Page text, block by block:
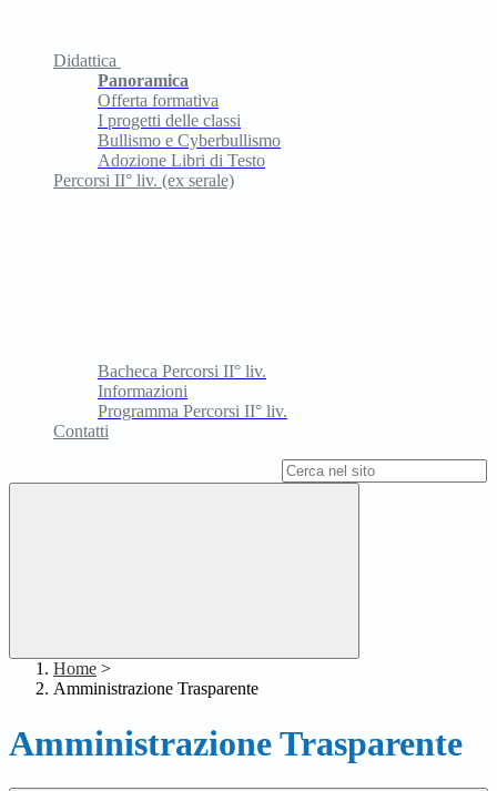
Didattica
Panoramica
Offerta formativa
I progetti delle classi
Bullismo e Cyberbullismo
Adozione Libri di Testo
Percorsi II° liv. (ex serale)
Bacheca Percorsi II° liv.
Informazioni
Programma Percorsi II° liv.
Contatti
Home >
Amministrazione Trasparente
Amministrazione Trasparente